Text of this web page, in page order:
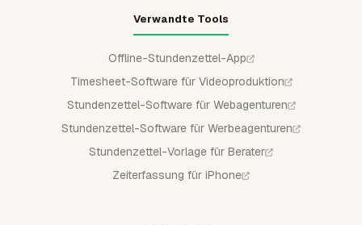
Verwandte Tools
Offline-Stundenzettel-App
Timesheet-Software für Videoproduktion
Stundenzettel-Software für Webagenturen
Stundenzettel-Software für Werbeagenturen
Stundenzettel-Vorlage für Berater
Zeiterfassung für iPhone